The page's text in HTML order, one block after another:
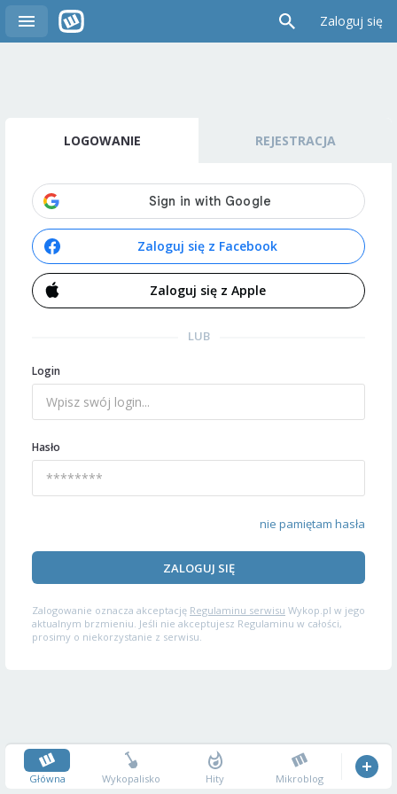
Zaloguj się
LOGOWANIE REJESTRACJA
Zaloguj się z Facebook
Zaloguj się z Apple
LUB
Login
Hasło
nie pamiętam hasła
ZALOGUJ SIĘ
Zalogowanie oznacza akceptację Regulaminu serwisu Wykop.pl w jego
aktualnym brzmieniu. Jeśli nie akceptujesz Regulaminu w całości,
prosimy o niekorzystanie z serwisu.
Główna Wykopalisko Hity Mikroblog